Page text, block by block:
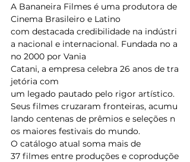
A Bananeira Filmes é uma produtora de
Cinema Brasileiro e Latino
com destacada credibilidade na indústri
a nacional e internacional. Fundada no a
no 2000 por Vania
Catani, a empresa celebra 26 anos de tra
jetória com
um legado pautado pelo rigor artístico.
Seus filmes cruzaram fronteiras, acumu
lando centenas de prêmios e seleções n
os maiores festivais do mundo.
O catálogo atual soma mais de
37 filmes entre produções e coproduçõe